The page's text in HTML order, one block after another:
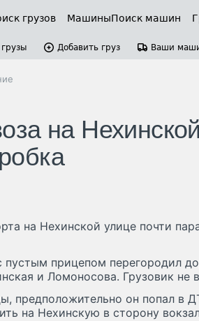
грузов МашиныПоиск машин
Добавить груз Ваши
на
на Нехинской улице почти
пустым прицепом перегородил
и Ломоносова. Грузовик не
предположительно он попал в
на Нехинскую в сторону